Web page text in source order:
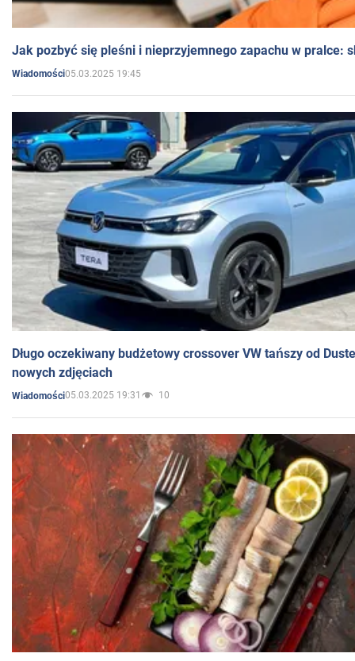
Jak pozbyć się pleśni i nieprzyjemnego zapachu w pralce:
Wiadomości05.03.2025 19:45
Długo oczekiwany budżetowy crossover VW tańszy od
nowych zdjęciach
Wiadomości05.03.2025 19:31 10